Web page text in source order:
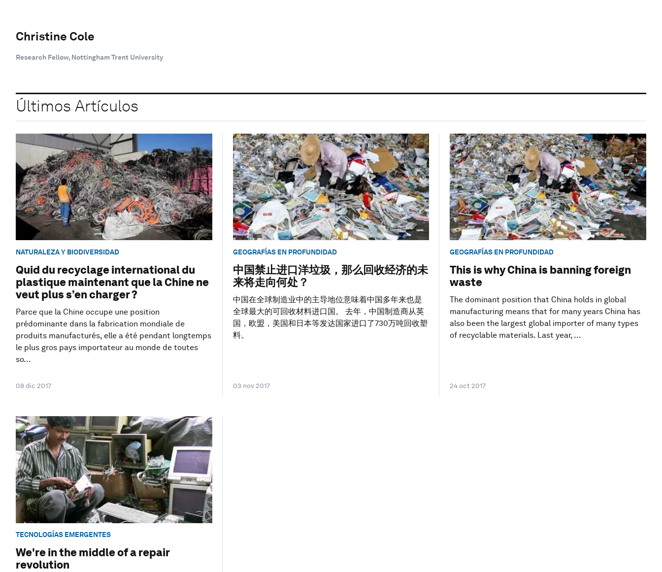
Christine Cole
Research Fellow, Nottingham Trent University
Últimos Artículos
NATURALEZA Y BIODIVERSIDAD
Quid du recyclage international du
plastique maintenant que la Chine ne
veut plus s’en charger ?
Parce que la Chine occupe une position
prédominante dans la fabrication mondiale de
produits manufacturés, elle a été pendant longtemps
le plus gros pays importateur au monde de toutes
so...
08 dic 2017
GEOGRAFÍAS EN PROFUNDIDAD
中国禁止进口洋垃圾，那么回收经济的未
来将走向何处？
中国在全球制造业中的主导地位意味着中国多年来也是
全球最大的可回收材料进口国。 去年，中国制造商从英
国，欧盟，美国和日本等发达国家进口了730万吨回收塑
料。
03 nov 2017
GEOGRAFÍAS EN PROFUNDIDAD
This is why China is banning foreign
waste
The dominant position that China holds in global
manufacturing means that for many years China has
also been the largest global importer of many types
of recyclable materials. Last year, ...
24 oct 2017
TECNOLOGÍAS EMERGENTES
We're in the middle of a repair
revolution